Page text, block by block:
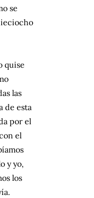
se
quise
las
de esta
por el
el
y yo,
los